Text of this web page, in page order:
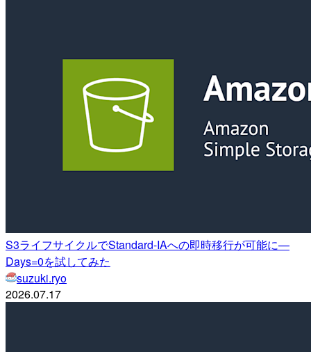
S3ライフサイクルでStandard-IAへの即時移行が可能に—
Days=0を試してみた
suzuki.ryo
2026.07.17